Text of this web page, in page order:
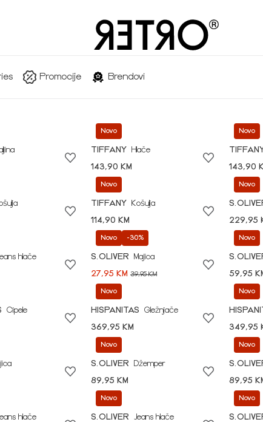
Promocije Brendovi
Novo
TIFFANY
Hlače
143,90 KM
Novo
143,90
Novo
TIFFANY
Košulja
114,90 KM
Novo
229,95
hlače
Novo -30%
S.OLIVER
Majica
27,95 KM39,95 KM
Novo
59,95
Cipele
Novo
HISPANITAS
Gležnjače
369,95 KM
Novo
349,95
Novo
S.OLIVER
Džemper
89,95 KM
Novo
89,95
hlače
Novo
S.OLIVER
Jeans hlače
Novo